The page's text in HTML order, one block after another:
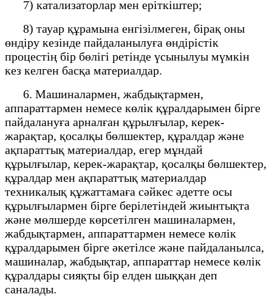
7) катализаторлар мен еріткіштер;
8) тауар құрамына енгізілмеген, бірақ оны
өндіру кезінде пайдаланылуға өндірістік
процестің бір бөлігі ретінде үсынылуы мүмкін
кез келген басқа материалдар.
6. Машиналармен, жабдықтармен,
аппараттармен немесе көлік құралдарымен бірге
пайдалануға арналған құрылғылар, керек-
жарақтар, қосалқы бөлшектер, құралдар және
ақпараттық материалдар, егер мұндай
құрылғылар, керек-жарақтар, қосалқы бөлшектер,
құралдар мен ақпараттық материалдар
техникалық құжаттамаға сәйкес әдетте осы
құрылғылармен бірге берілетіндей жиынтықта
және мөлшерде көрсетілген машиналармен,
жабдықтармен, аппараттармен немесе көлік
құралдарымен бірге әкетілсе және пайдаланылса,
машиналар, жабдықтар, аппараттар немесе көлік
құралдары сияқты бір елден шыққан деп
саналады.